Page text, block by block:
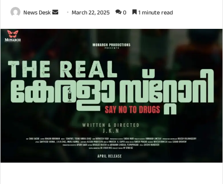
News Desk
Send March 22, 2025 0 1 minute read